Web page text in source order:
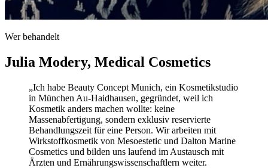
Wer behandelt
Julia Modery, Medical Cosmetics
„Ich habe Beauty Concept Munich, ein Kosmetikstudio
in München Au-Haidhausen, gegründet, weil ich
Kosmetik anders machen wollte: keine
Massenabfertigung, sondern exklusiv reservierte
Behandlungszeit für eine Person. Wir arbeiten mit
Wirkstoffkosmetik von Mesoestetic und Dalton Marine
Cosmetics und bilden uns laufend im Austausch mit
Ärzten und Ernährungswissenschaftlern weiter.